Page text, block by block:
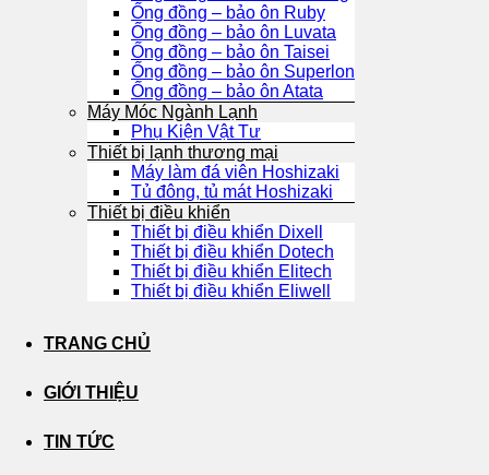
Ống đồng – bảo ôn Ruby
Ống đồng – bảo ôn Luvata
Ống đồng – bảo ôn Taisei
Ống đồng – bảo ôn Superlon
Ống đồng – bảo ôn Atata
Máy Móc Ngành Lạnh
Phụ Kiện Vật Tư
Thiết bị lạnh thương mại
Máy làm đá viên Hoshizaki
Tủ đông, tủ mát Hoshizaki
Thiết bị điều khiển
Thiết bị điều khiển Dixell
Thiết bị điều khiển Dotech
Thiết bị điều khiển Elitech
Thiết bị điều khiển Eliwell
TRANG CHỦ
GIỚI THIỆU
TIN TỨC